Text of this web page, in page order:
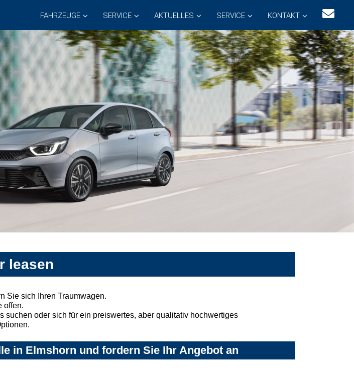
FAHRZEUGE SERVICE AKTUELLES SERVICE KONTAKT
leasen
Sie sich Ihren Traumwagen.
offen.
oder sich für ein preiswertes, aber qualitativ hochwertiges
in Elmshorn und fordern Sie Ihr Angebot an